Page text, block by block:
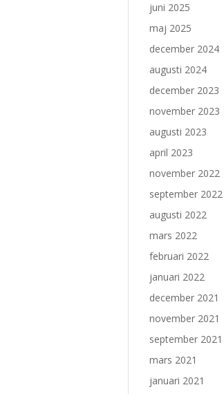
juni 2025
maj 2025
december 2024
augusti 2024
december 2023
november 2023
augusti 2023
april 2023
november 2022
september 2022
augusti 2022
mars 2022
februari 2022
januari 2022
december 2021
november 2021
september 2021
mars 2021
januari 2021